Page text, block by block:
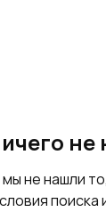
не
не нашли